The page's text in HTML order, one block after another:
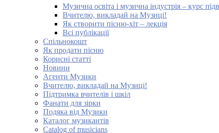
Музична освіта і музична індустрія – курс
Вчителю, викладай на Музиці!
Як створити пісню-хіт – лекція
Всі публікації
Спільнокошт
Як продати пісню
Корисні статті
Новини
Агенти Музики
Вчителю, викладай на Музиці!
Підтримка вчителів і шкіл
Фанати для зірки
Подяка від Музики
Каталог музикантів
Catalog of musicians